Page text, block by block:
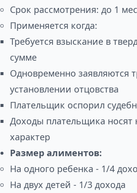
Срок рассмотрения: до 1
Применяется когда:
Требуется взыскание в
сумме
Одновременно заявляются
установлении отцовства
Плательщик оспорил
Доходы плательщика носят
характер
Размер алиментов:
На одного ребенка - 1/4
На двух детей - 1/3 дохода